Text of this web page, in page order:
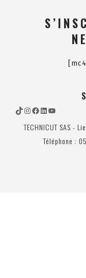
TIKTOK
INSTAGRAM
FACEBOOK
LINKEDIN
YOUTUBE
TECHNICUT SAS -
Téléphone :